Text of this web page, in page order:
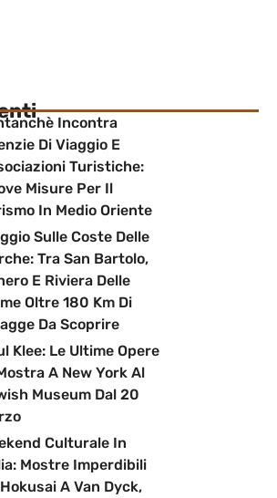
Incontra
Di Viaggio E
Turistiche:
Misure Per Il
In Medio Oriente
Sulle Coste Delle
Tra San Bartolo,
E Riviera Delle
Oltre 180 Km Di
Da Scoprire
Klee: Le Ultime Opere
A New York Al
Museum Dal 20
Culturale In
Mostre Imperdibili
A Van Dyck,